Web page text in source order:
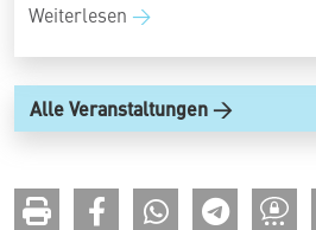
Weiterlesen
Alle Veranstaltungen